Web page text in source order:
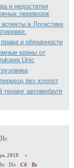
и недостатки
перевозок
в Логистике
и обязанности
краны от
Unic
без хлопот
тюнинг автомобиля
2018 »
Пт Сб
Вс